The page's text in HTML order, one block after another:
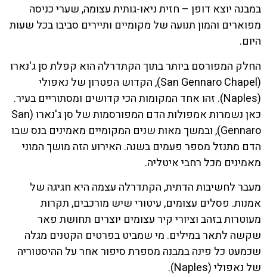
במבנה יוצא דופן – חזית ניאו-גותית עצומה, שערי כניסה
מפוארים והמון תנועה של מקומיים ותיירים סביבו בכל שעות
היום.
החלק המפורסם ביותר בתוך הקתדרלה הוא קפלת סן ג'נארו
(San Gennaro Chapel), הקדוש הפטרון של נאפולי
(Naples). זהו אחד המקומות הכי קדושים ומסתוריים בעיר.
כאן נשמרות אמפולות הדם המפורסמות של סן ג'נארו (San
Gennaro), ובמשך מאות שנים המקומיים מאמינים בנס שבו
הדם מתנזל מספר פעמים בשנה. האירוע הזה מושך המוני
מאמינים מכל רחבי איטליה.
מעבר לחשיבות הדתית, הקתדרלה עצמה היא חגיגה של
אמנות. פסלים עצומים, עיטורי שיש מורכבים, תקרות
מעוטרות בזהב וציורי קיר עצומים יוצרים תחושת פאר
שקשה לתאר במילים. מי שמביט בפרטים הקטנים מגלה
שכמעט כל פינה במבנה מספרת סיפור אחר על ההיסטוריה
של נאפולי (Naples).